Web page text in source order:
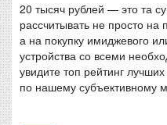
20 тысяч рублей — это та
рассчитывать не просто на
а на покупку имиджевого
устройства со всеми
увидите топ рейтинг
по нашему субъективному